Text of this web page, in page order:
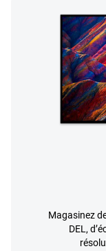
Magasinez
DEL,